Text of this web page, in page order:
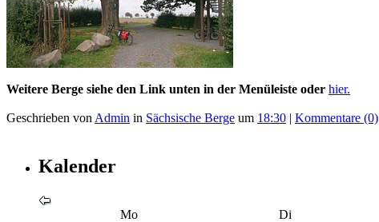
Weitere Berge siehe den Link unten in der Menüleiste oder hier.
Geschrieben von Admin in Sächsische Berge um 18:30 | Kommentare (0)
Kalender
Mo
Di